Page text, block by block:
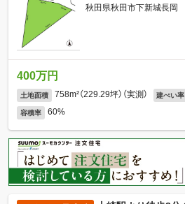
秋田県秋田市下新城長岡
400万円
土地面積 758m²（229.29坪）（実測） 建ぺい率
容積率 60%